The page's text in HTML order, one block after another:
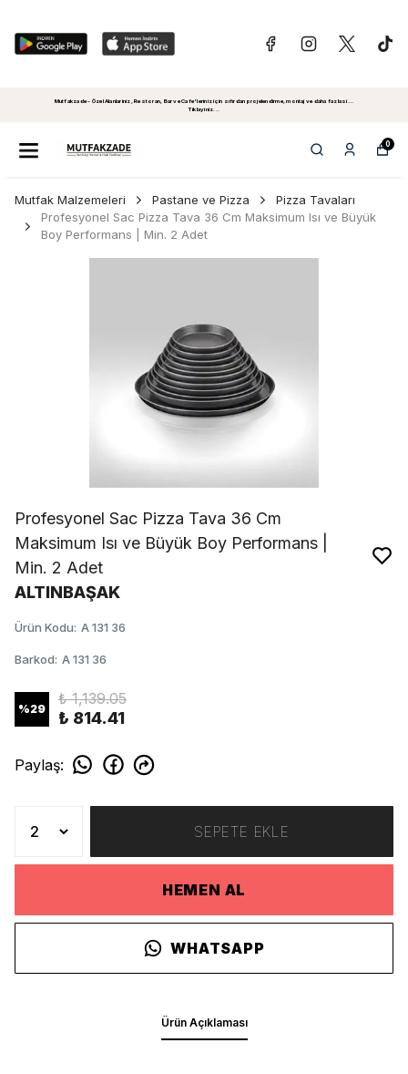
Mutfakzade - Özel Alanlariniz, Restoran, Bar ve Cafe'leriniz için sıfırdan projelendirme, montaj ve daha fazlasi...
Tiklayiniz...
0
Mutfak Malzemeleri Pastane ve Pizza
Pizza Tavaları
Profesyonel Sac Pizza Tava 36 Cm Maksimum Isı ve Büyük
Boy Performans | Min. 2 Adet
Profesyonel Sac Pizza Tava 36 Cm
Maksimum Isı ve Büyük Boy Performans |
Min. 2 Adet
ALTINBAŞAK
Ürün Kodu: A 131 36
Barkod: A 131 36
%29
₺ 1,139.05
₺ 814.41
Paylaş:
SEPETE EKLE
HEMEN AL
WHATSAPP
Ürün Açıklaması